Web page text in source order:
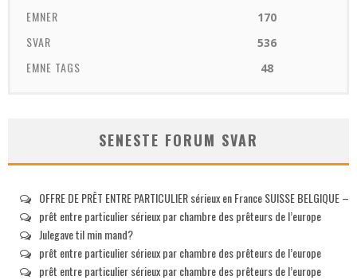
EMNER 170
SVAR 536
EMNE TAGS 48
SENESTE FORUM SVAR
OFFRE DE PRÊT ENTRE PARTICULIER sérieux en France SUISSE BELGIQUE –
prêt entre particulier sérieux par chambre des prêteurs de l’europe
Julegave til min mand?
prêt entre particulier sérieux par chambre des prêteurs de l’europe
prêt entre particulier sérieux par chambre des prêteurs de l’europe